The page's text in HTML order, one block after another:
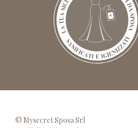
© Mysecret Sposa Srl